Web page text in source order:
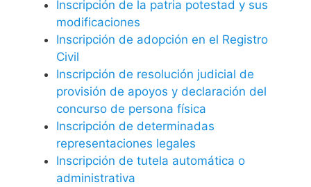
Inscripción de la patria potestad y sus
modificaciones
Inscripción de adopción en el Registro
Civil
Inscripción de resolución judicial de
provisión de apoyos y declaración del
concurso de persona física
Inscripción de determinadas
representaciones legales
Inscripción de tutela automática o
administrativa